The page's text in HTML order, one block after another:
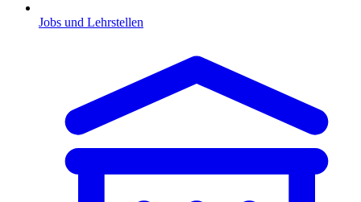
Jobs und Lehrstellen